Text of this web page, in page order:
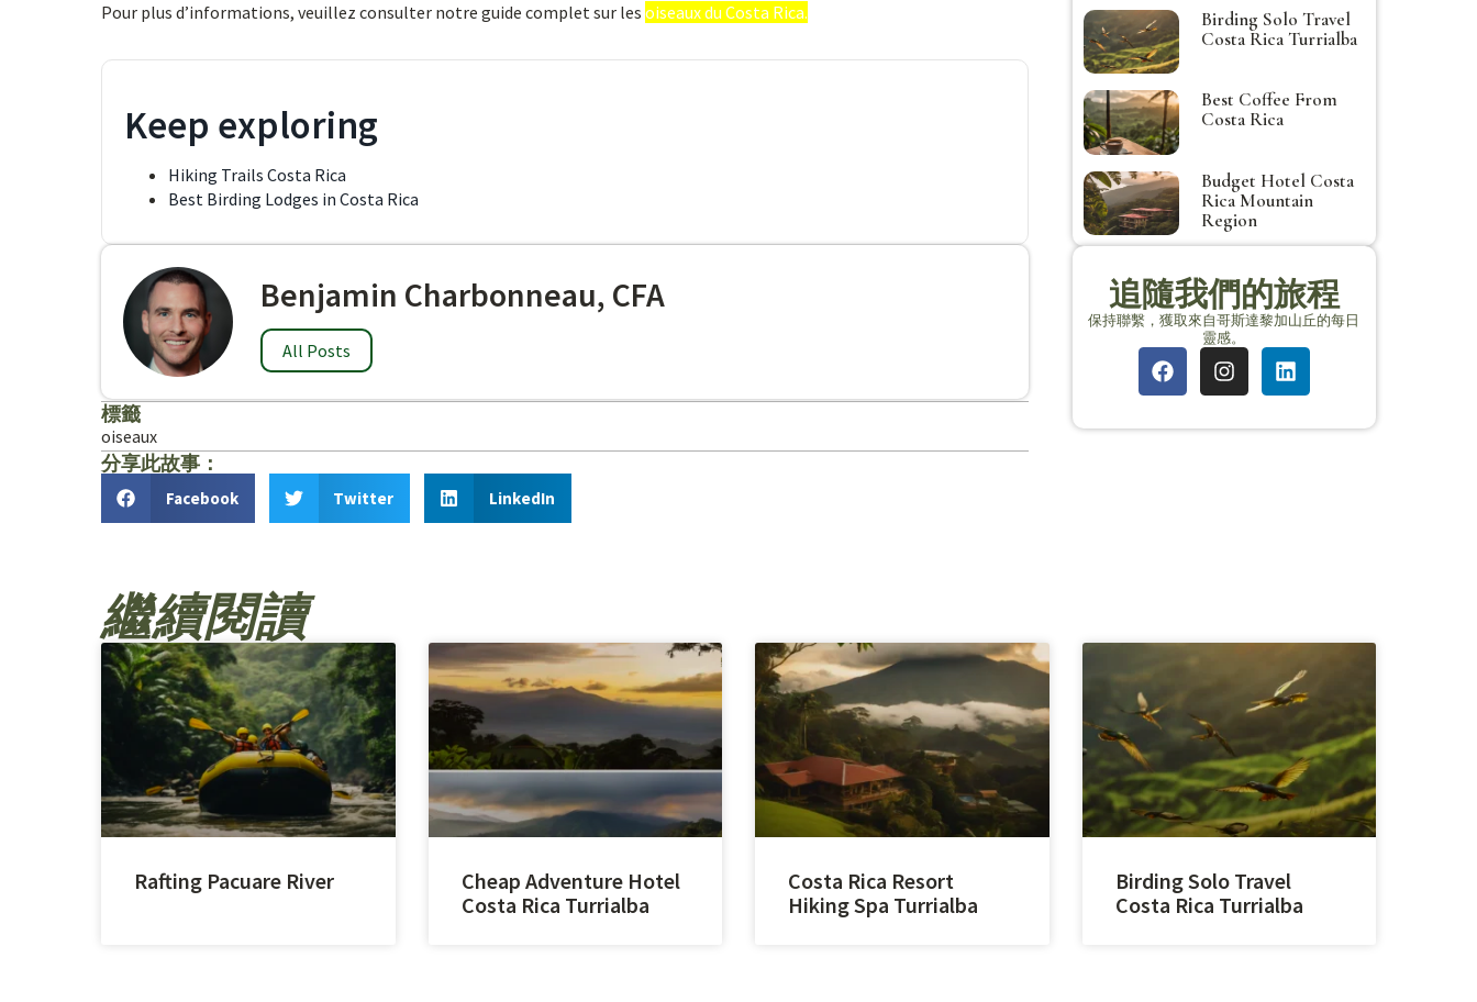
Pour plus d’informations, veuillez consulter notre guide complet sur les oiseaux du Costa Rica.
Keep exploring
Hiking Trails Costa Rica
Best Birding Lodges in Costa Rica
Benjamin Charbonneau, CFA
All Posts
標籤
oiseaux
分享此故事：
Facebook Twitter LinkedIn
Birding Solo Travel
Costa Rica Turrialba
Best Coffee From
Costa Rica
Budget Hotel Costa
Rica Mountain
Region
追隨我們的旅程
保持聯繫，獲取來自哥斯達黎加山丘的每日
靈感。
繼續閱讀
Rafting Pacuare River
Cheap Adventure Hotel
Costa Rica Turrialba
Costa Rica Resort
Hiking Spa Turrialba
Birding Solo Travel
Costa Rica Turrialba